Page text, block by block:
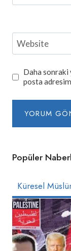
Website
Daha sonraki
posta
Popüler
Küresel